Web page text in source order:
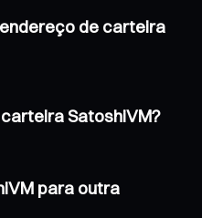
de carteira
SatoshiVM?
para outra